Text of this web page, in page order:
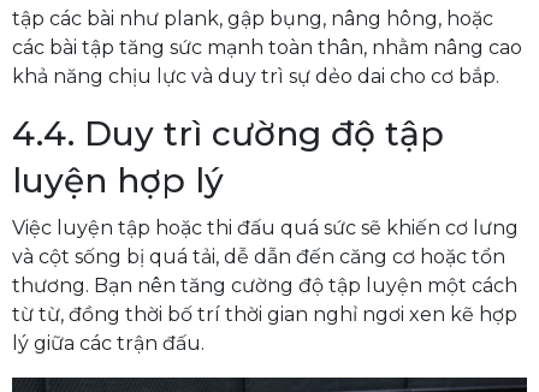
tập các bài như plank, gập bụng, nâng hông, hoặc
các bài tập tăng sức mạnh toàn thân, nhằm nâng cao
khả năng chịu lực và duy trì sự dẻo dai cho cơ bắp.
4.4. Duy trì cường độ tập
luyện hợp lý
Việc luyện tập hoặc thi đấu quá sức sẽ khiến cơ lưng
và cột sống bị quá tải, dễ dẫn đến căng cơ hoặc tổn
thương. Bạn nên tăng cường độ tập luyện một cách
từ từ, đồng thời bố trí thời gian nghỉ ngơi xen kẽ hợp
lý giữa các trận đấu.